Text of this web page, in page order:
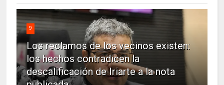
9
Los reclamos de los vecinos existen:
los hechos contradicen la
descalificación de Iriarte a la nota